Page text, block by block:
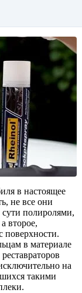
в настоящее
не все они
полиролями,
второе,
поверхности.
в материале
на
такими